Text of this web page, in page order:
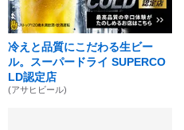
冷えと品質にこだわる生ビー
ル。スーパードライ SUPERCO
LD認定店
(アサヒビール)